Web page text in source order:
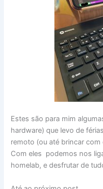
Estes são para mim
hardware) que levo de
remoto (ou até brincar
Com eles podemos nos
homelab, e desfrutar de